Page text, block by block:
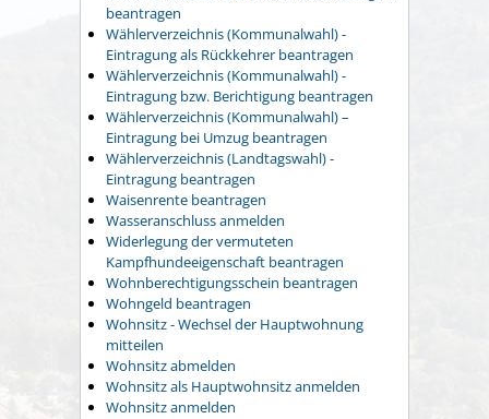
beantragen
Wählerverzeichnis (Kommunalwahl) -
Eintragung als Rückkehrer beantragen
Wählerverzeichnis (Kommunalwahl) -
Eintragung bzw. Berichtigung beantragen
Wählerverzeichnis (Kommunalwahl) –
Eintragung bei Umzug beantragen
Wählerverzeichnis (Landtagswahl) -
Eintragung beantragen
Waisenrente beantragen
Wasseranschluss anmelden
Widerlegung der vermuteten
Kampfhundeeigenschaft beantragen
Wohnberechtigungsschein beantragen
Wohngeld beantragen
Wohnsitz - Wechsel der Hauptwohnung
mitteilen
Wohnsitz abmelden
Wohnsitz als Hauptwohnsitz anmelden
Wohnsitz anmelden